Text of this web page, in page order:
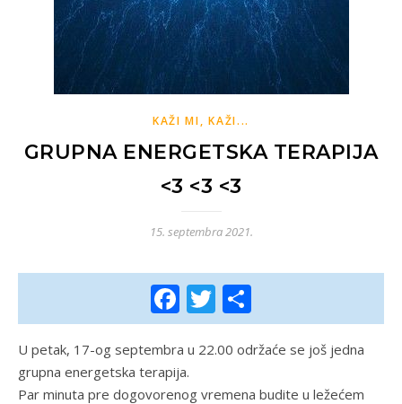
KAŽI MI, KAŽI...
GRUPNA ENERGETSKA TERAPIJA
<3 <3 <3
15. septembra 2021.
Facebook
Twitter
U petak, 17-og septembra u 22.00 održaće se još jedna
grupna energetska terapija.
Par minuta pre dogovorenog vremena budite u ležećem